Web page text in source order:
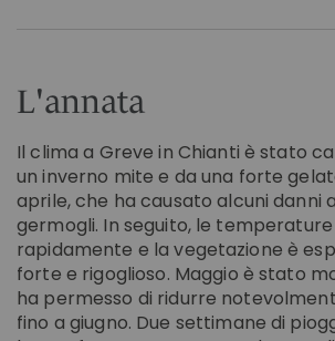
L'annata
Il clima a Greve in Chianti è stato
un inverno mite e da una forte
aprile, che ha causato alcuni danni
germogli. In seguito, le
rapidamente e la vegetazione è
forte e rigoglioso. Maggio è stato
ha permesso di ridurre
fino a giugno. Due settimane di